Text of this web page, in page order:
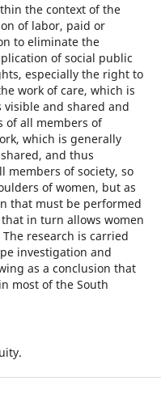
the context of the
of labor, paid or
to eliminate the
of social public
especially the right to
work of care, which is
and shared and
of all members of
which is generally
and thus
of society, so
of women, but as
that must be performed
in turn allows women
research is carried
investigation and
as a conclusion that
most of the South